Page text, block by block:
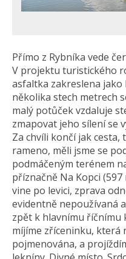
Přímo z Rybníka vede
V projektu turistického
asfaltka zakreslena jako
několika stech metrech
malý potůček vzdaluje
zmapovat jeho sílení se
Za chvíli končí jak cesta,
rameno, měli jsme se
podmáčeným terénem
příznačně Na Kopci (597
vine po levici, zprava
evidentně nepoužívaná
zpět k hlavnímu říčnímu
míjíme zříceninku, která
pojmenována, a